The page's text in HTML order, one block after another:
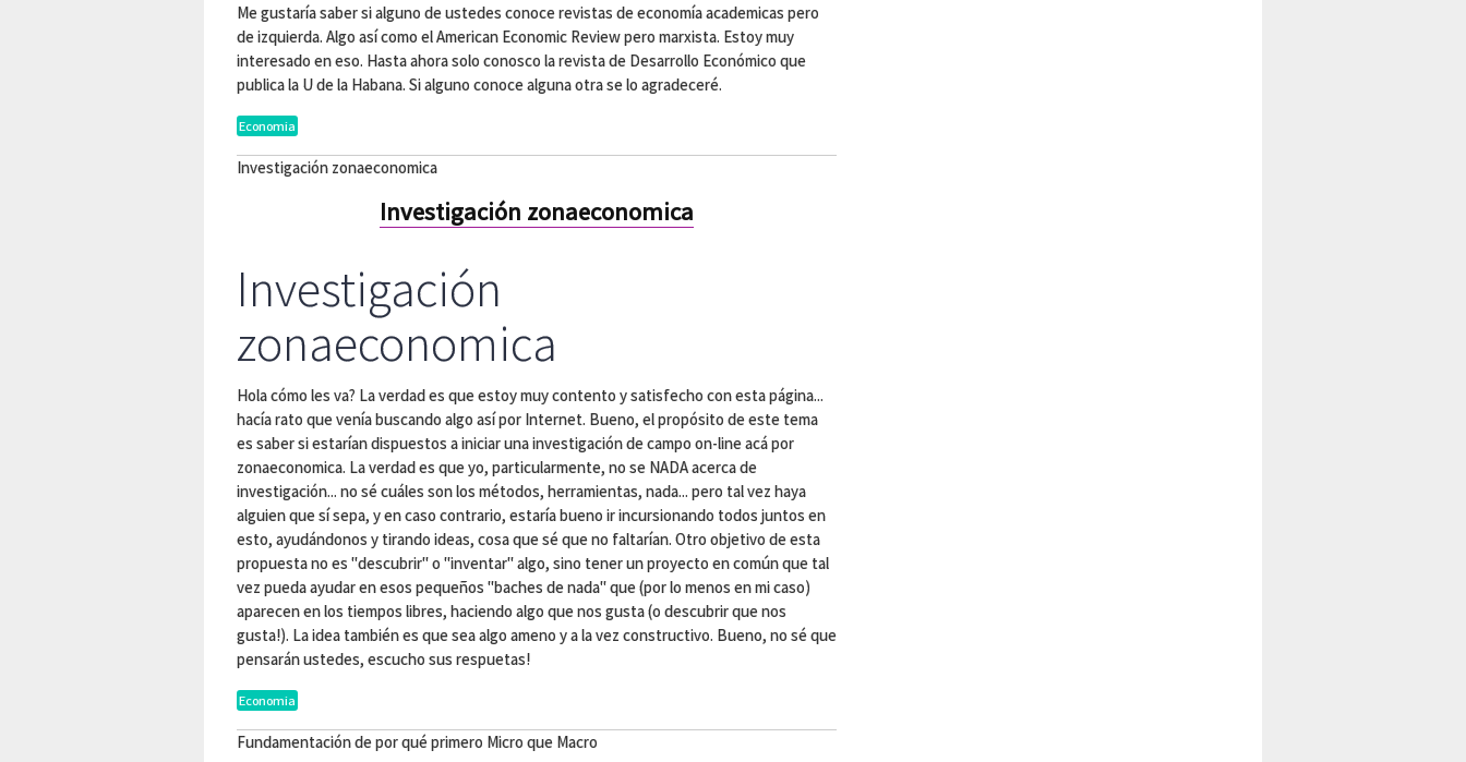
Me gustaría saber si alguno de ustedes conoce revistas de economía academicas pero
de izquierda. Algo así como el American Economic Review pero marxista. Estoy muy
interesado en eso. Hasta ahora solo conosco la revista de Desarrollo Económico que
publica la U de la Habana. Si alguno conoce alguna otra se lo agradeceré.
Economia
Investigación zonaeconomica
Investigación zonaeconomica
Investigación
zonaeconomica
Hola cómo les va? La verdad es que estoy muy contento y satisfecho con esta página...
hacía rato que venía buscando algo así por Internet. Bueno, el propósito de este tema
es saber si estarían dispuestos a iniciar una investigación de campo on-line acá por
zonaeconomica. La verdad es que yo, particularmente, no se NADA acerca de
investigación... no sé cuáles son los métodos, herramientas, nada... pero tal vez haya
alguien que sí sepa, y en caso contrario, estaría bueno ir incursionando todos juntos en
esto, ayudándonos y tirando ideas, cosa que sé que no faltarían. Otro objetivo de esta
propuesta no es "descubrir" o "inventar" algo, sino tener un proyecto en común que tal
vez pueda ayudar en esos pequeños "baches de nada" que (por lo menos en mi caso)
aparecen en los tiempos libres, haciendo algo que nos gusta (o descubrir que nos
gusta!). La idea también es que sea algo ameno y a la vez constructivo. Bueno, no sé que
pensarán ustedes, escucho sus respuetas!
Economia
Fundamentación de por qué primero Micro que Macro